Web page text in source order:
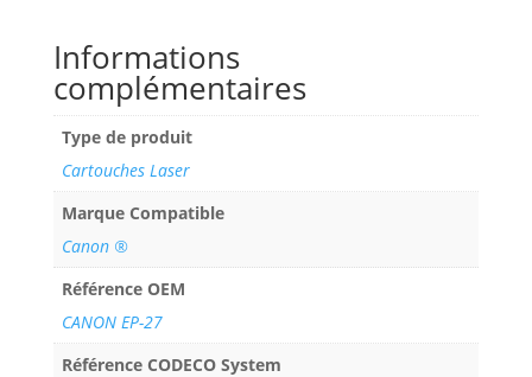
Informations
complémentaires
Type de produit
Cartouches Laser
Marque Compatible
Canon ®
Référence OEM
CANON EP-27
Référence CODECO System